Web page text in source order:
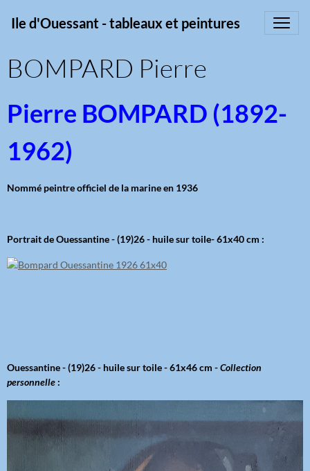
Ile d'Ouessant - tableaux et peintures
BOMPARD Pierre
Pierre BOMPARD (1892-
1962)
Nommé peintre officiel de la marine en 1936
Portrait de Ouessantine - (19)26 - huile sur toile- 61x40 cm :
Ouessantine - (19)26 - huile sur toile - 61x46 cm -Collection
personnelle :